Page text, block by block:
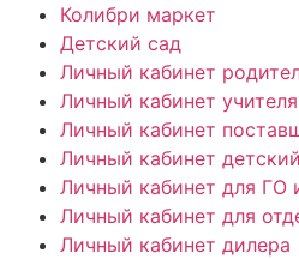
Колибри маркет
Детский сад
Личный кабинет
Личный кабинет учителя
Личный кабинет
Личный кабинет
Личный кабинет для ГО
Личный кабинет для
Личный кабинет дилера